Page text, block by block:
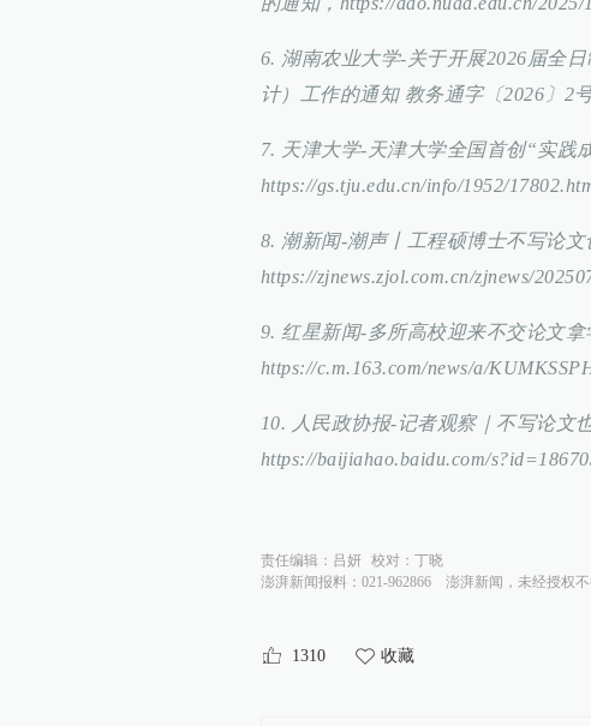
6. 湖南农业大学-关于开展2026届全
计）工作的通知 教务通字〔2026〕2
7. 天津大学-天津大学全国首创“实践
https://gs.tju.edu.cn/info/1952/
8. 潮新闻-潮声丨工程硕博士不写论文
https://zjnews.zjol.com.cn/zjnews/
9. 红星新闻-多所高校迎来不交论文
https://c.m.163.com/news/a/
10. 人民政协报-记者观察｜不写论文
https://baijiahao.baidu.com/
责任编辑： 吕妍 校对： 丁晓
澎湃新闻报料：021-962866
澎湃新闻，未经授权
1310 收藏